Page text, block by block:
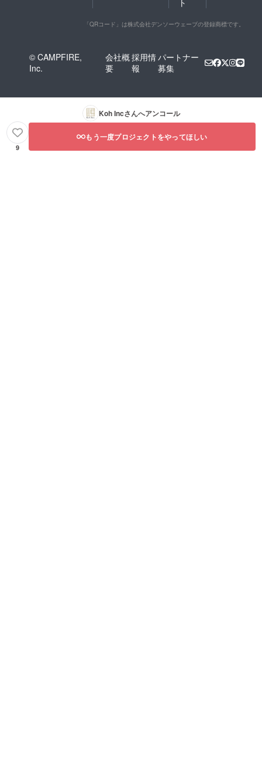
ト
「QRコード」は株式会社デンソーウェーブの登録商標です。
© CAMPFIRE,
Inc.
会社概
要
採用情
報
パートナー
募集
Koh Incさんへアンコール
9
もう一度プロジェクトをやってほしい